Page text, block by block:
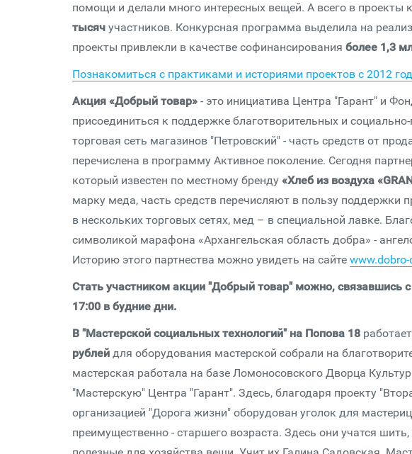
помощи и делали много интересных вещей. А всего в проекты
тысяч участников. Конкурсная программа выделила на
проекты привлекли в качестве софинансирования более 1,3
Познакомиться с практиками и историями проектов с 2012
Акция «Добрый товар» - это инициатива Центра "Гарант" и
присоединиться к поддержке благотворительных и
торговая сеть магазинов "Петровский" - часть средств от
перечислена в программу Активное поколение. Сегодня
который известен по местному бренду «Хлеб из воздуха
марку меда, часть средств перечисляют в пользу поддержки
в нескольких торговых сетях, мед – в специальной лавке.
символикой марафона «Архангельская область добра» -
Историю этого партнества можно увидеть на сайте www.dobro-
Стать участником акции "Добрый товар" можно, связавшись
17:00 в будние дни.
В "Мастерской социальных технологий" на Попова 18
рублей для оборудования мастерской собрали на
мастерская работала на базе Ломоносовского Дворца
"Мастерскую" Центра "Гарант". Здесь, благодаря проекту
организацией "Дорога жизни" оборудован уголок для
преимущественно - старшего возраста. Здесь они учатся